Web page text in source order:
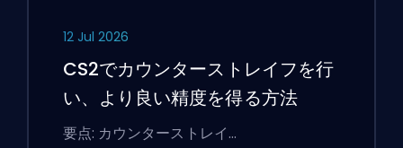
12 Jul 2026
CS2でカウンターストレイフを行
い、より良い精度を得る方法
要点: カウンターストレイ…